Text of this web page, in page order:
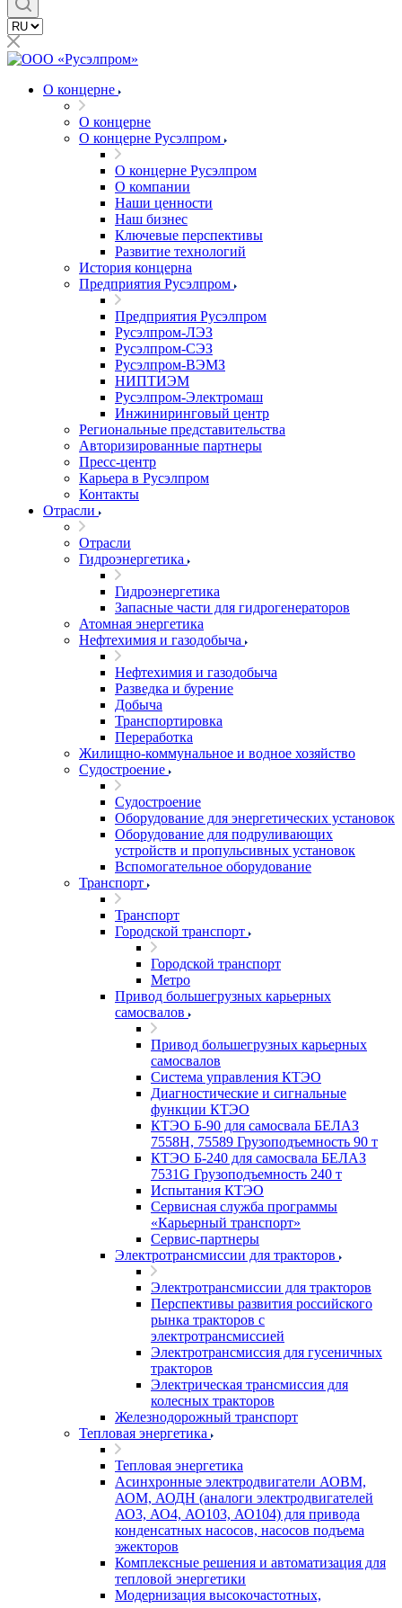
О концерне
О концерне
О концерне Русэлпром
О концерне Русэлпром
О компании
Наши ценности
Наш бизнес
Ключевые перспективы
Развитие технологий
История концерна
Предприятия Русэлпром
Предприятия Русэлпром
Русэлпром-ЛЭЗ
Русэлпром-СЭЗ
Русэлпром-ВЭМЗ
НИПТИЭМ
Русэлпром-Электромаш
Инжиниринговый центр
Региональные представительства
Авторизированные партнеры
Пресс-центр
Карьера в Русэлпром
Контакты
Отрасли
Отрасли
Гидроэнергетика
Гидроэнергетика
Запасные части для гидрогенераторов
Атомная энергетика
Нефтехимия и газодобыча
Нефтехимия и газодобыча
Разведка и бурение
Добыча
Транспортировка
Переработка
Жилищно-коммунальное и водное хозяйство
Судостроение
Судостроение
Оборудование для энергетических установок
Оборудование для подруливающих
устройств и пропульсивных установок
Вспомогательное оборудование
Транспорт
Транспорт
Городской транспорт
Городской транспорт
Метро
Привод большегрузных карьерных
самосвалов
Привод большегрузных карьерных
самосвалов
Система управления КТЭО
Диагностические и сигнальные
функции КТЭО
КТЭО Б-90 для самосвала БЕЛАЗ
7558H, 75589 Грузоподъемность 90 т
КТЭО Б-240 для самосвала БЕЛАЗ
7531G Грузоподъемность 240 т
Испытания КТЭО
Сервисная служба программы
«Карьерный транспорт»
Сервис-партнеры
Электротрансмиссии для тракторов
Электротрансмиссии для тракторов
Перспективы развития российского
рынка тракторов с
электротрансмиссией
Электротрансмиссия для гусеничных
тракторов
Электрическая трансмиссия для
колесных тракторов
Железнодорожный транспорт
Тепловая энергетика
Тепловая энергетика
Асинхронные электродвигатели АОВМ,
АОМ, АОДН (аналоги электродвигателей
АО3, АО4, АО103, АО104) для привода
конденсатных насосов, насосов подъема
эжекторов
Комплексные решения и автоматизация для
тепловой энергетики
Модернизация высокочастотных,